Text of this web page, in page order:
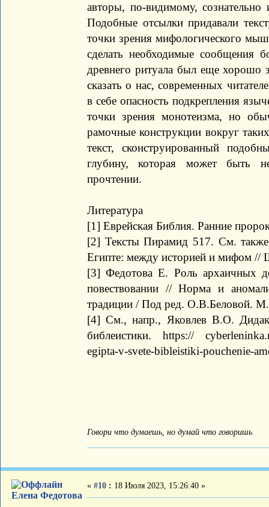
авторы, по-видимому, сознательно
Подобные отсылки придавали
точки зрения мифологического
сделать необходимые сообщения
древнего ритуала был еще хорошо
сказать о нас, современных
в себе опасность подкрепления
точки зрения монотеизма, но
рамочные конструкции вокруг
текст, сконструированный
глубину, которая может быть
прочтении.
Литература
[1] Еврейская Библия. Ранние
[2] Тексты Пирамид 517. См.
Египте: между историей и мифом
[3] Федотова Е. Роль архаичных
повествовании // Норма и
традиции / Под ред. О.В.Беловой.
[4] См., напр., Яковлев В.О.
библеистики. https://
egipta-v-svete-bibleistiki-pouchenie-
Говори что думаешь, но думай что говоришь
Елена Федотова
« #10 : 18 Июля 2023, 15:26:40 »